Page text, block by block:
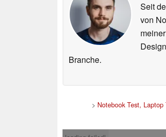
Seit
von
Branche.
> Notebook Test,